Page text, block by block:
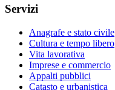
Servizi
Anagrafe e stato civile
Cultura e tempo libero
Vita lavorativa
Imprese e commercio
Appalti pubblici
Catasto e urbanistica